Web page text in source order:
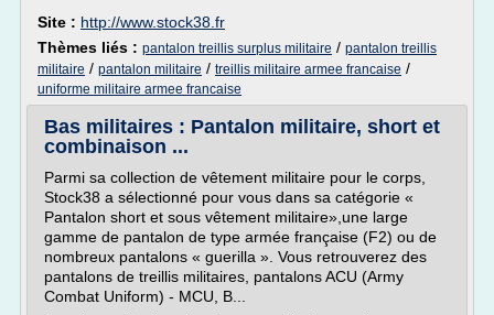
Site : http://www.stock38.fr
Thèmes liés : pantalon treillis surplus militaire / pantalon treillis
militaire / pantalon militaire / treillis militaire armee francaise /
uniforme militaire armee francaise
Bas militaires : Pantalon militaire, short et
combinaison ...
Parmi sa collection de vêtement militaire pour le corps,
Stock38 a sélectionné pour vous dans sa catégorie «
Pantalon short et sous vêtement militaire»,une large
gamme de pantalon de type armée française (F2) ou de
nombreux pantalons « guerilla ». Vous retrouverez des
pantalons de treillis militaires, pantalons ACU (Army
Combat Uniform) - MCU, B...